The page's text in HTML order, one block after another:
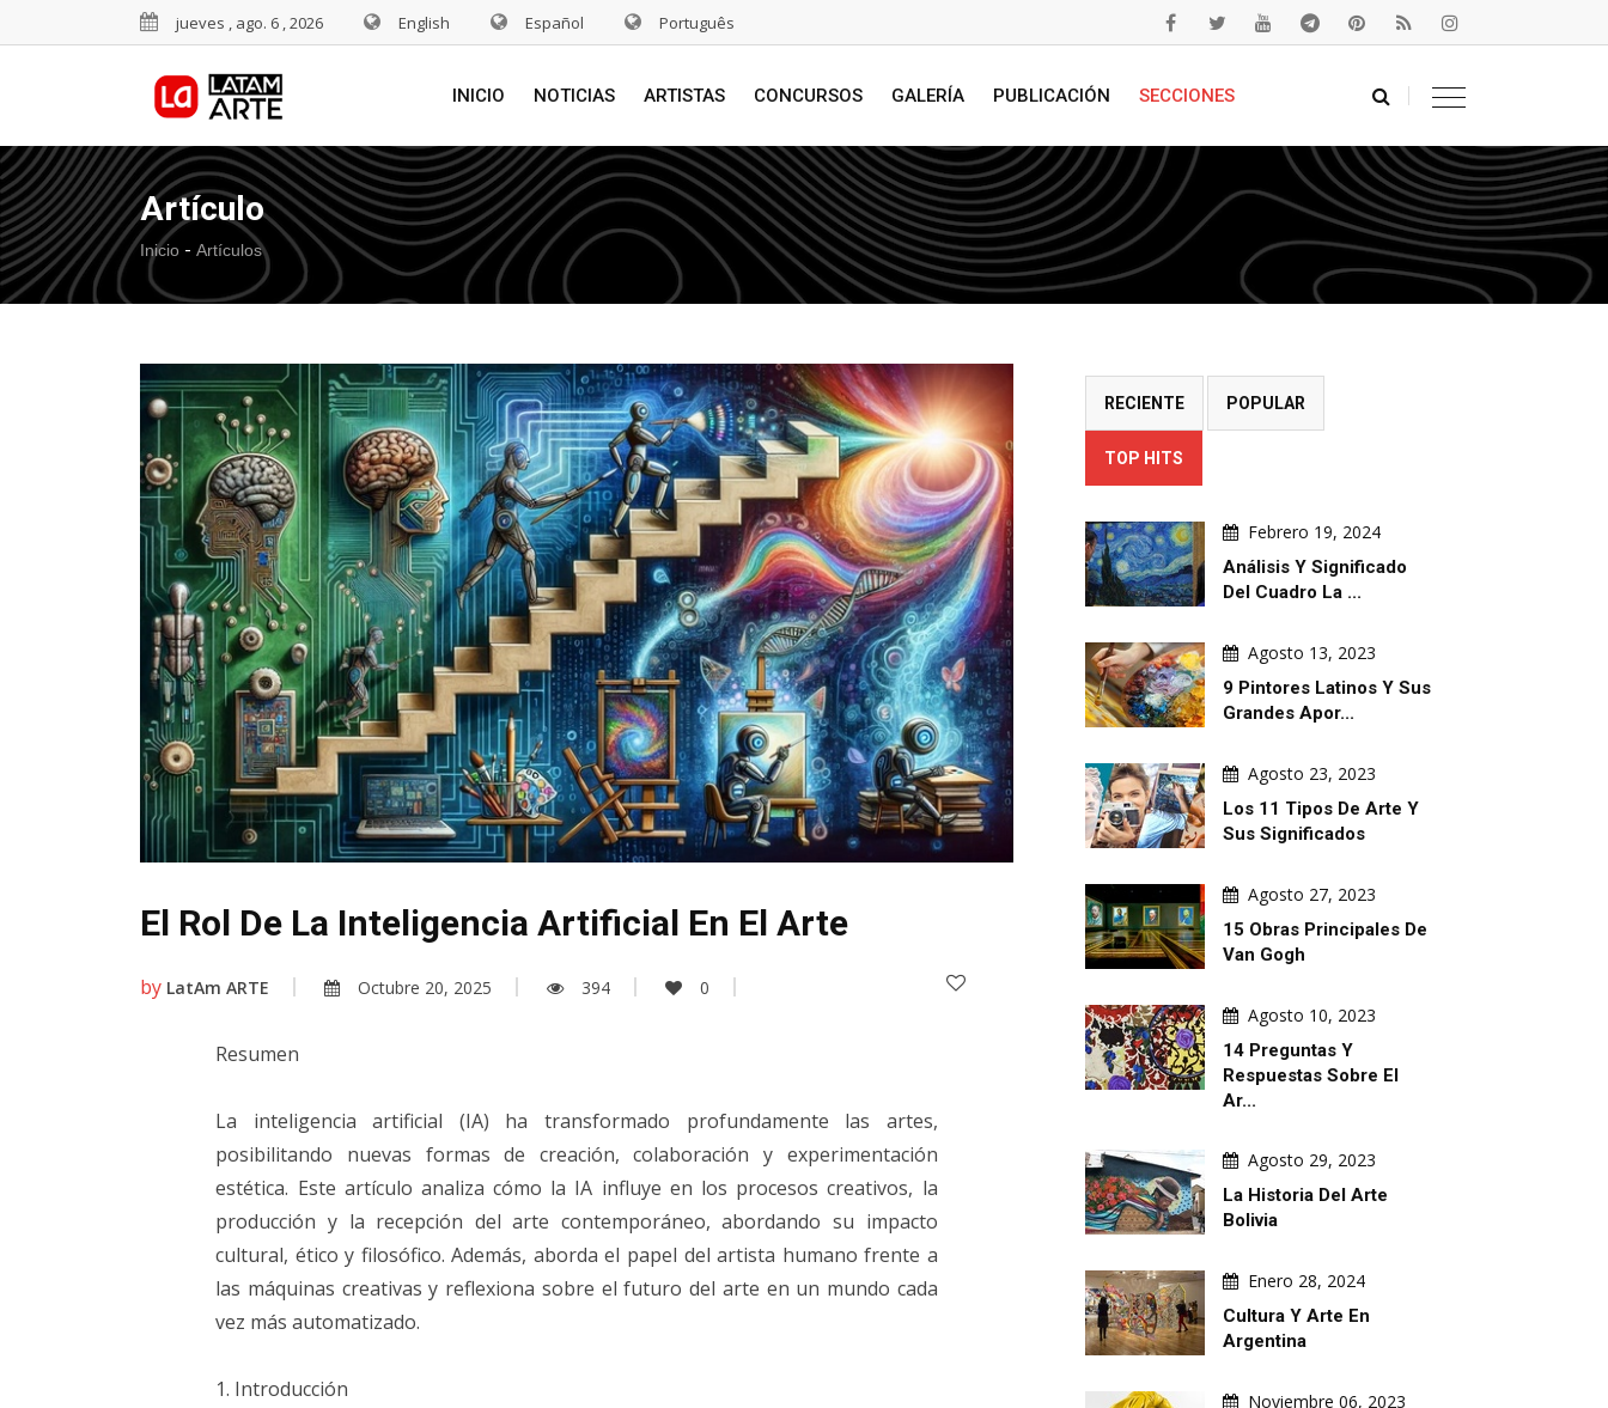
jueves , ago. 6 , 2026 English Español Português
INICIO NOTICIAS ARTISTAS CONCURSOS GALERÍA PUBLICACIÓN SECCIONES
Artículo
Inicio - Artículos
El Rol De La Inteligencia Artificial En El Arte
by LatAm ARTE Octubre 20, 2025 394 0
Resumen
La inteligencia artificial (IA) ha transformado profundamente las artes,
posibilitando nuevas formas de creación, colaboración y experimentación
estética. Este artículo analiza cómo la IA influye en los procesos creativos, la
producción y la recepción del arte contemporáneo, abordando su impacto
cultural, ético y filosófico. Además, aborda el papel del artista humano frente a
las máquinas creativas y reflexiona sobre el futuro del arte en un mundo cada
vez más automatizado.
1. Introducción
RECIENTE POPULAR
TOP HITS
Febrero 19, 2024
Análisis Y Significado
Del Cuadro La ...
Agosto 13, 2023
9 Pintores Latinos Y Sus
Grandes Apor...
Agosto 23, 2023
Los 11 Tipos De Arte Y
Sus Significados
Agosto 27, 2023
15 Obras Principales De
Van Gogh
Agosto 10, 2023
14 Preguntas Y
Respuestas Sobre El
Ar...
Agosto 29, 2023
La Historia Del Arte
Bolivia
Enero 28, 2024
Cultura Y Arte En
Argentina
Noviembre 06, 2023